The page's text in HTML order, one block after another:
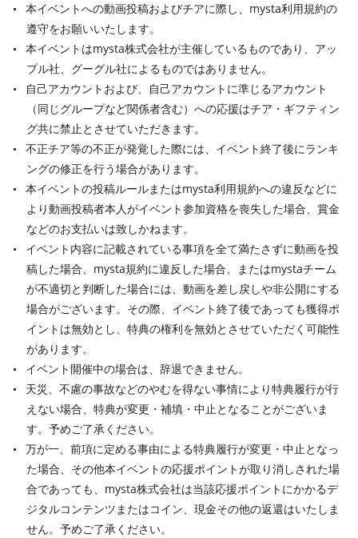
本イベントへの動画投稿およびチアに際し、mysta利用規約の
遵守をお願いいたします。
本イベントはmysta株式会社が主催しているものであり、アッ
プル社、グーグル社によるものではありません。
自己アカウントおよび、自己アカウントに準じるアカウント
（同じグループなど関係者含む）への応援はチア・ギフティン
グ共に禁止とさせていただきます。
不正チア等の不正が発覚した際には、イベント終了後にランキ
ングの修正を行う場合があります。
本イベントの投稿ルールまたはmysta利用規約への違反などに
より動画投稿者本人がイベント参加資格を喪失した場合、賞金
などのお支払いは致しかねます。
イベント内容に記載されている事項を全て満たさずに動画を投
稿した場合、mysta規約に違反した場合、またはmystaチーム
が不適切と判断した場合には、動画を差し戻しや非公開にする
場合がございます。その際、イベント終了後であっても獲得ポ
イントは無効とし、特典の権利を無効とさせていただく可能性
があります。
イベント開催中の場合は、辞退できません。
天災、不慮の事故などのやむを得ない事情により特典履行が行
えない場合、特典が変更・補填・中止となることがございま
す。予めご了承ください。
万が一、前項に定める事由による特典履行が変更・中止となっ
た場合、その他本イベントの応援ポイントが取り消しされた場
合であっても、mysta株式会社は当該応援ポイントにかかるデ
ジタルコンテンツまたはコイン、現金その他の返還はいたしま
せん。予めご了承ください。